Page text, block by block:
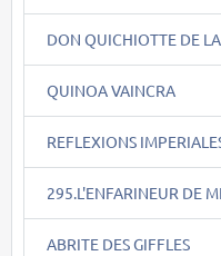
DON QUICHIOTTE DE
QUINOA VAINCRA
REFLEXIONS
295.L'ENFARINEUR DE
ABRITE DES GIFFLES